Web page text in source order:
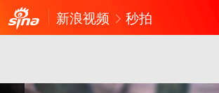
新浪视频 秒拍